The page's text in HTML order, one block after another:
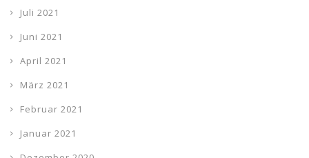
Juli 2021
Juni 2021
April 2021
März 2021
Februar 2021
Januar 2021